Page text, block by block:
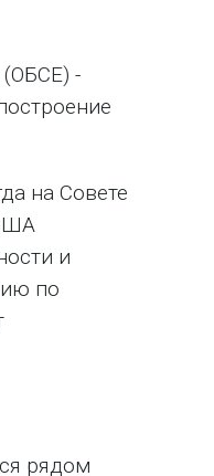
(ОБСЕ) -
на Совете
и
по
рядом